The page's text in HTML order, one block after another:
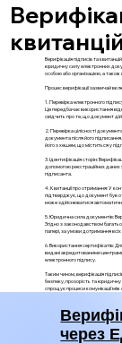
Верифікація підписів та
юридичну силу електронних
особою або організацією, а також
Процес верифікації зазвичай
1. Перевірка електронного
Це передбачає використання
свідчить про те, що документ
2. Перевірка цілісності
документа після його
його з хешем, що міститься у
3. Ідентифікація сторін:
допомогою реєстраційних даних
підписанта.
4. Квитанції про отримання: У
підтверджує, що документ був
може здійснюватися
5. Юридична сила документів:
Згідно з законодавством
папері, за умови дотримання
6. Використання сертифікатів:
видані акредитованими
електронного підпису.
Таким чином, верифікація
безпеку, прозорість та
спрощує процеси комунікації
через